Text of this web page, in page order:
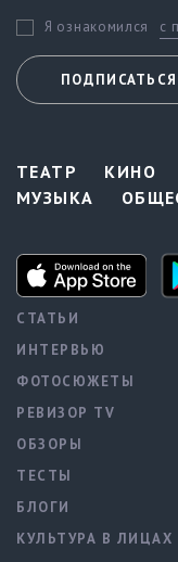
Я ознакомился с
ПОДПИСАТЬСЯ
ТЕАТР КИНО
МУЗЫКА
СТАТЬИ
ИНТЕРВЬЮ
ФОТОСЮЖЕТЫ
РЕВИЗОР TV
ОБЗОРЫ
ТЕСТЫ
БЛОГИ
КУЛЬТУРА В ЛИЦАХ